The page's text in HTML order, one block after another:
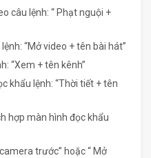
câu lệnh: “ Phạt nguội +
“Mở video + tên bài hát”
“Xem + tên kênh”
khẩu lệnh: “Thời tiết + tên
hợp màn hình đọc khẩu
trước” hoặc “ Mở